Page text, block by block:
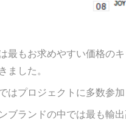
最もお求めやすい価格の
ました。
はプロジェクトに多数参
ブランドの中では最も輸